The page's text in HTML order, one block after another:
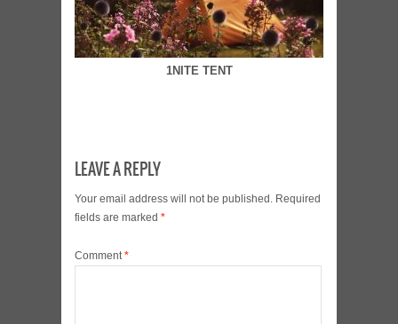
1NITE TENT
LEAVE A REPLY
Your email address will not be published. Required
fields are marked *
Comment*